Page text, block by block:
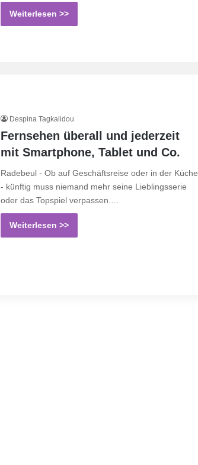
Weiterlesen >>
Despina Tagkalidou
Fernsehen überall und jederzeit
mit Smartphone, Tablet und Co.
Radebeul - Ob auf Geschäftsreise oder in der Küche
- künftig muss niemand mehr seine Lieblingsserie
oder das Topspiel verpassen.…
Weiterlesen >>